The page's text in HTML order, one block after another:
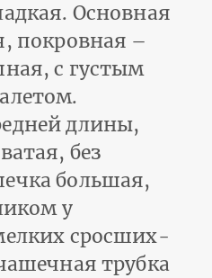
Основная
покровная –
с густым
длины,
без
большая,
у
сросших­
трубка